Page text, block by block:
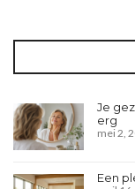
Je
erg
mei 2,
Een